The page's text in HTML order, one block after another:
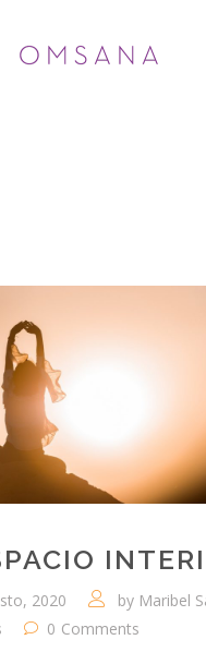
2020 by Maribel
0 Comments